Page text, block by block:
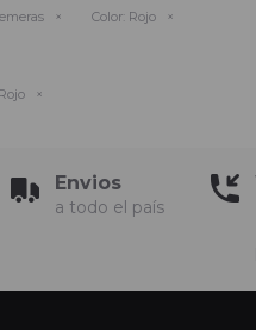
Color: Rojo
Rojo
Envios
a todo el país